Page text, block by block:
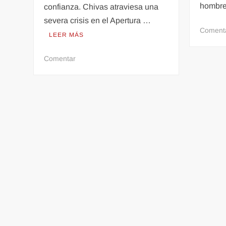
confianza. Chivas atraviesa una
severa crisis en el Apertura …
LEER MÁS
Comentaren